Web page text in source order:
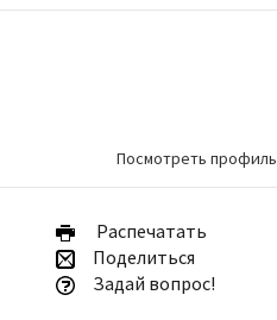
Посмотреть
Pаспечатать
Поделиться
Задай вопрос!